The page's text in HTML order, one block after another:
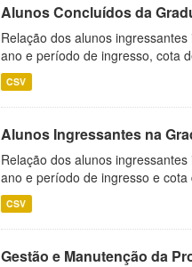
Alunos Concluídos da
Relação dos alunos
ano e período de ingresso, cota
CSV
Alunos Ingressantes na
Relação dos alunos
ano e período de ingresso e
CSV
Gestão e Manutenção da